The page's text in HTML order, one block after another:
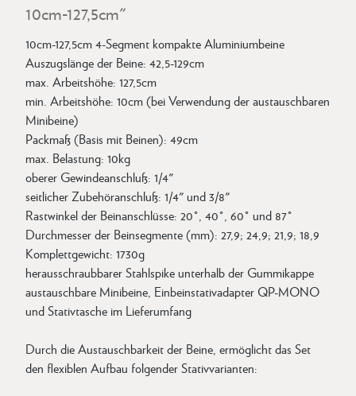
10cm-127,5cm"
10cm-127,5cm 4-Segment kompakte Aluminiumbeine
Auszugslänge der Beine: 42,5-129cm
max. Arbeitshöhe: 127,5cm
min. Arbeitshöhe: 10cm (bei Verwendung der austauschbaren
Minibeine)
Packmaß (Basis mit Beinen): 49cm
max. Belastung: 10kg
oberer Gewindeanschluß: 1/4"
seitlicher Zubehöranschluß: 1/4" und 3/8"
Rastwinkel der Beinanschlüsse: 20°, 40°, 60° und 87°
Durchmesser der Beinsegmente (mm): 27,9; 24,9; 21,9; 18,9
Komplettgewicht: 1730g
herausschraubbarer Stahlspike unterhalb der Gummikappe
austauschbare Minibeine, Einbeinstativadapter QP-MONO
und Stativtasche im Lieferumfang
Durch die Austauschbarkeit der Beine, ermöglicht das Set
den flexiblen Aufbau folgender Stativvarianten: